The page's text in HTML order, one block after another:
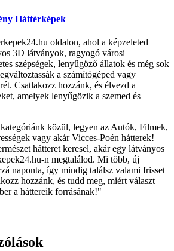
Háttérképek
oldalon, ahol a képzeleted
3D látványok, ragyogó városi
szépségek, lenyűgöző állatok és még sok
a számítógéped vagy
Csatlakozz hozzánk, és élvezd a
amelyek lenyűgözik a szemed és
közül, legyen az Autók, Filmek,
vagy akár Vicces-Poén hátterek!
hátteret keresel, akár egy látványos
n megtalálod. Mi több, új
naponta, így mindig találsz valami frisset
hozzánk, és tudd meg, miért választ
a háttereik forrásának!"